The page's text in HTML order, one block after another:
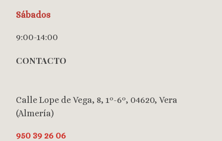
Sábados
9:00-14:00
CONTACTO
Calle Lope de Vega, 8, 1º-6º, 04620, Vera
(Almería)
950 39 26 06